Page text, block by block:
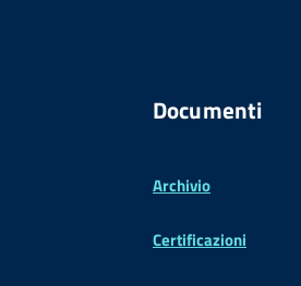
Documenti
Archivio
Certificazioni